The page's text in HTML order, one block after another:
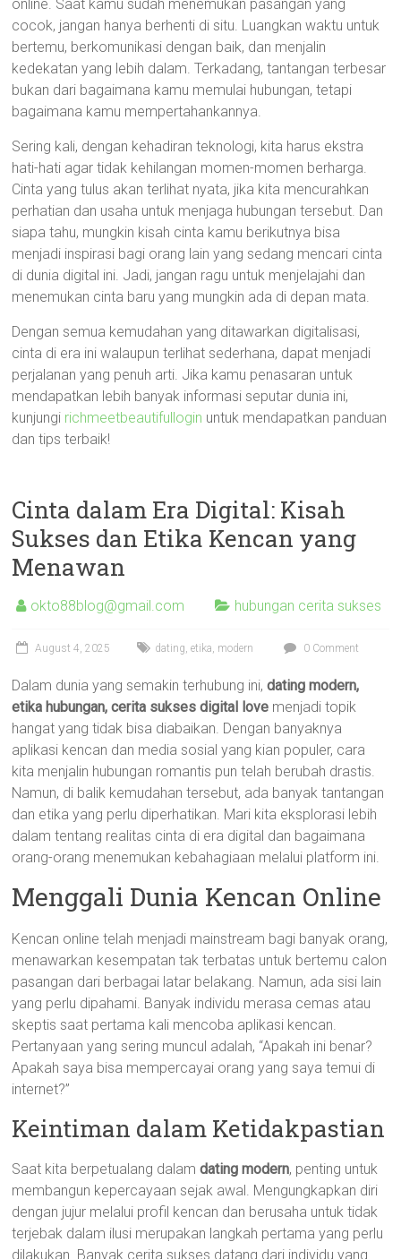
online. Saat kamu sudah menemukan pasangan yang
cocok, jangan hanya berhenti di situ. Luangkan waktu untuk
bertemu, berkomunikasi dengan baik, dan menjalin
kedekatan yang lebih dalam. Terkadang, tantangan terbesar
bukan dari bagaimana kamu memulai hubungan, tetapi
bagaimana kamu mempertahankannya.
Sering kali, dengan kehadiran teknologi, kita harus ekstra
hati-hati agar tidak kehilangan momen-momen berharga.
Cinta yang tulus akan terlihat nyata, jika kita mencurahkan
perhatian dan usaha untuk menjaga hubungan tersebut. Dan
siapa tahu, mungkin kisah cinta kamu berikutnya bisa
menjadi inspirasi bagi orang lain yang sedang mencari cinta
di dunia digital ini. Jadi, jangan ragu untuk menjelajahi dan
menemukan cinta baru yang mungkin ada di depan mata.
Dengan semua kemudahan yang ditawarkan digitalisasi,
cinta di era ini walaupun terlihat sederhana, dapat menjadi
perjalanan yang penuh arti. Jika kamu penasaran untuk
mendapatkan lebih banyak informasi seputar dunia ini,
kunjungi richmeetbeautifullogin untuk mendapatkan panduan
dan tips terbaik!
Cinta dalam Era Digital: Kisah
Sukses dan Etika Kencan yang
Menawan
okto88blog@gmail.com hubungan cerita sukses
August 4, 2025 dating,etika, modern 0 Comment
Dalam dunia yang semakin terhubung ini,dating modern,
etika hubungan, cerita sukses digital love menjadi topik
hangat yang tidak bisa diabaikan. Dengan banyaknya
aplikasi kencan dan media sosial yang kian populer, cara
kita menjalin hubungan romantis pun telah berubah drastis.
Namun, di balik kemudahan tersebut, ada banyak tantangan
dan etika yang perlu diperhatikan. Mari kita eksplorasi lebih
dalam tentang realitas cinta di era digital dan bagaimana
orang-orang menemukan kebahagiaan melalui platform ini.
Menggali Dunia Kencan Online
Kencan online telah menjadi mainstream bagi banyak orang,
menawarkan kesempatan tak terbatas untuk bertemu calon
pasangan dari berbagai latar belakang. Namun, ada sisi lain
yang perlu dipahami. Banyak individu merasa cemas atau
skeptis saat pertama kali mencoba aplikasi kencan.
Pertanyaan yang sering muncul adalah, “Apakah ini benar?
Apakah saya bisa mempercayai orang yang saya temui di
internet?”
Keintiman dalam Ketidakpastian
Saat kita berpetualang dalamdating modern, penting untuk
membangun kepercayaan sejak awal. Mengungkapkan diri
dengan jujur melalui profil kencan dan berusaha untuk tidak
terjebak dalam ilusi merupakan langkah pertama yang perlu
dilakukan. Banyak cerita sukses datang dari individu yang